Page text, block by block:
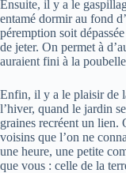
Ensuite, il y a le
entamé dormir au fond
péremption soit
de jeter. On permet à
auraient fini à la
Enfin, il y a le plaisir de
l’hiver, quand le jardin
graines recréent un lien.
voisins que l’on ne
une heure, une petite
que vous : celle de la